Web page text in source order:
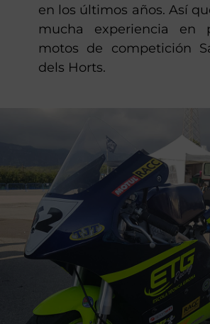
en los últimos años. Así
mucha experiencia en
motos de competición
dels Horts.